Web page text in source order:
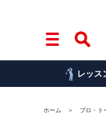
レッス
ホーム プロ・ト